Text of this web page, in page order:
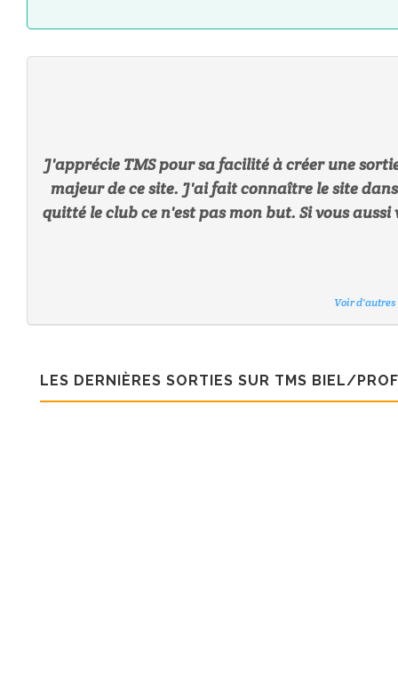
J'apprécie TMS pour sa facilité à créer une
majeur de ce site. J'ai fait connaître le site
quitté le club ce n'est pas mon but. Si vous
Voir d'autres
LES DERNIÈRES SORTIES SUR TMS BIEL/